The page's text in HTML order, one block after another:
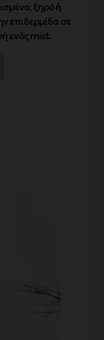
ξηρό ή
επιδερμίδα σε
ενός mist.